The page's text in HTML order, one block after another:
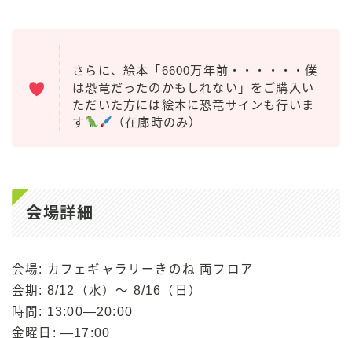
さらに、絵本「6600万年前・・・・・・僕
は恐竜だったのかもしれない」をご購入い
ただいた方には絵本に恐竜サインも行いま
す
（在廊時のみ）
会場詳細
会場: カフェギャラリーきのね 両フロア
会期: 8/12（水）〜 8/16（日）
時間: 13:00—20:00
金曜日: —17:00